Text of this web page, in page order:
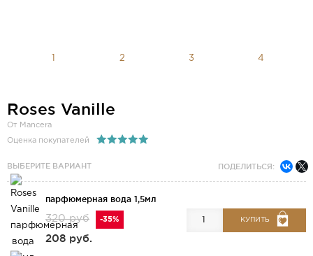
Roses Vanille
От Mancera
Оценка покупателей
ВЫБЕРИТЕ ВАРИАНТ ПОДЕЛИТЬСЯ:
парфюмерная вода 1,5мл
320 руб -35%
208 руб.
КУПИТЬ